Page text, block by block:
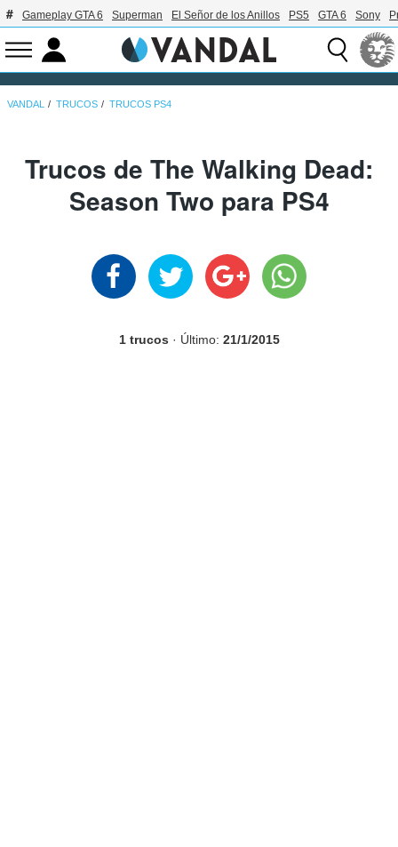
Gameplay GTA 6 Superman El Señor de los Anillos PS5 GTA 6 Sony
VANDAL TRUCOS TRUCOS PS4
Trucos de The Walking Dead:
Season Two para PS4
1 trucos · Último: 21/1/2015